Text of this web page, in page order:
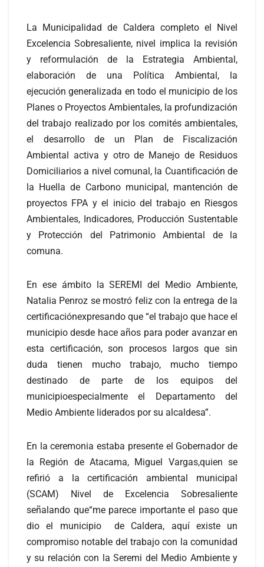
La Municipalidad de Caldera completo el Nivel
Excelencia Sobresaliente, nivel implica la revisión
y reformulación de la Estrategia Ambiental,
elaboración de una Política Ambiental, la
ejecución generalizada en todo el municipio de los
Planes o Proyectos Ambientales, la profundización
del trabajo realizado por los comités ambientales,
el desarrollo de un Plan de Fiscalización
Ambiental activa y otro de Manejo de Residuos
Domiciliarios a nivel comunal, la Cuantificación de
la Huella de Carbono municipal, mantención de
proyectos FPA y el inicio del trabajo en Riesgos
Ambientales, Indicadores, Producción Sustentable
y Protección del Patrimonio Ambiental de la
comuna.
En ese ámbito la SEREMI del Medio Ambiente,
Natalia Penroz se mostró feliz con la entrega de la
certificaciónexpresando que “el trabajo que hace el
municipio desde hace años para poder avanzar en
esta certificación, son procesos largos que sin
duda tienen mucho trabajo, mucho tiempo
destinado de parte de los equipos del
municipioespecialmente el Departamento del
Medio Ambiente liderados por su alcaldesa”.
En la ceremonia estaba presente el Gobernador de
la Región de Atacama, Miguel Vargas,quien se
refirió a la certificación ambiental municipal
(SCAM) Nivel de Excelencia Sobresaliente
señalando que“me parece importante el paso que
dio el municipio de Caldera, aquí existe un
compromiso notable del trabajo con la comunidad
y su relación con la Seremi del Medio Ambiente y